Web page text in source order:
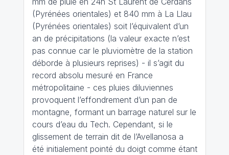
(Pyrénées orientales) et 840 mm à La Llau
(Pyrénées orientales) soit l’équivalent d’un
an de précipitations (la valeur exacte n’est
pas connue car le pluviomètre de la station
déborde à plusieurs reprises) - il s’agit du
record absolu mesuré en France
métropolitaine - ces pluies diluviennes
provoquent l’effondrement d’un pan de
montagne, formant un barrage naturel sur le
cours d’eau du Tech. Cependant, si le
glissement de terrain dit de l’Avellanosa a
été initialement pointé du doigt comme étant